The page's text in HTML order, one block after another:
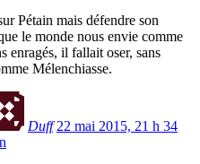
Pétain mais défendre son
le monde nous envie comme
enragés, il fallait oser, sans
Mélenchiasse.
Duff 22 mai 2015, 21 h 34